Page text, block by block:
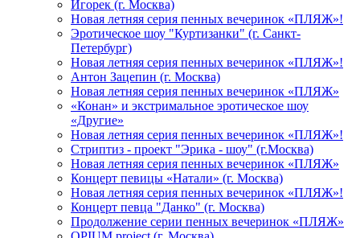
Игорек (г. Москва)
Новая летняя серия пенных вечеринок «ПЛЯЖ»!
Эротическое шоу "Куртизанки" (г. Санкт-
Петербург)
Новая летняя серия пенных вечеринок «ПЛЯЖ»!
Антон Зацепин (г. Москва)
Новая летняя серия пенных вечеринок «ПЛЯЖ»
«Конан» и экстримальное эротическое шоу
«Другие»
Новая летняя серия пенных вечеринок «ПЛЯЖ»!
Стриптиз - проект "Эрика - шоу" (г.Москва)
Новая летняя серия пенных вечеринок «ПЛЯЖ»
Концерт певицы «Натали» (г. Москва)
Новая летняя серия пенных вечеринок «ПЛЯЖ»!
Концерт певца "Данко" (г. Москва)
Продолжение серии пенных вечеринок «ПЛЯЖ»